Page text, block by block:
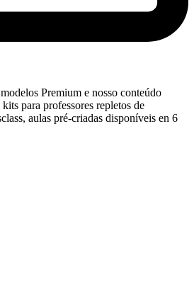
Premium e nosso conteúdo
para professores repletos de
aulas pré-criadas disponíveis en 6